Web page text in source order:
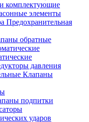
комплектующие
элементы
Предохранительная
обратные
давления
Клапаны
подпитки